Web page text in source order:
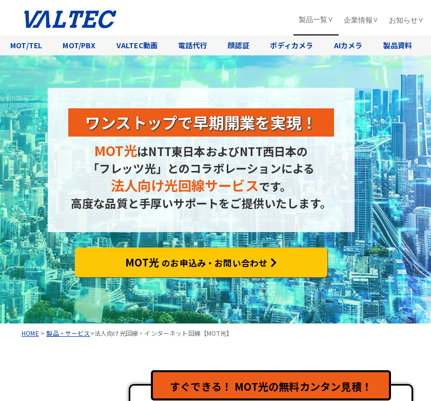
製品一覧
MOT/TEL MOT/PBX VALTEC動画 電話代行 顔認証 ボディカメラ AIカメラ 製品資料
企業情報 お知らせ
ワンストップで早期開業を実現！
MOT光はNTT東日本およびNTT西日本の
「フレッツ光」とのコラボレーションによる
法人向け光回線サービスです。
高度な品質と手厚いサポートをご提供いたします。
MOT光 のお申込み・お問い合わせ
HOME >製品・サービス >法人向け光回線・インターネット回線【MOT光】
すぐできる！ MOT光の無料カンタン見積！